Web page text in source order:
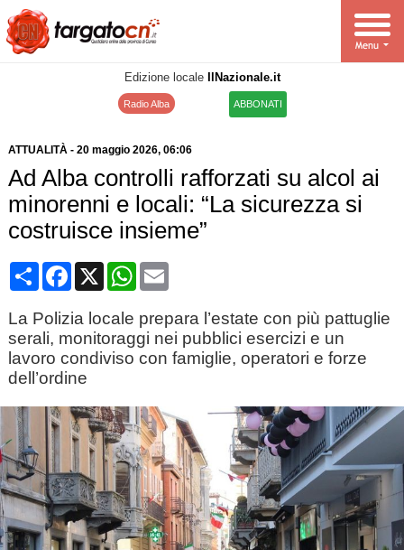
Edizione locale IlNazionale.it
Radio Alba ABBONATI
ATTUALITÀ- 20 maggio 2026, 06:06
Ad Alba controlli rafforzati su alcol ai
minorenni e locali: “La sicurezza si
costruisce insieme”
CondividiFacebook
X WhatsApp
Email
La Polizia locale prepara l’estate con più pattuglie
serali, monitoraggi nei pubblici esercizi e un
lavoro condiviso con famiglie, operatori e forze
dell’ordine